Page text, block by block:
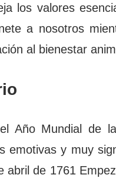
los valores
a nosotros
al bienestar
Año Mundial de
emotivas y muy
abril de 1761